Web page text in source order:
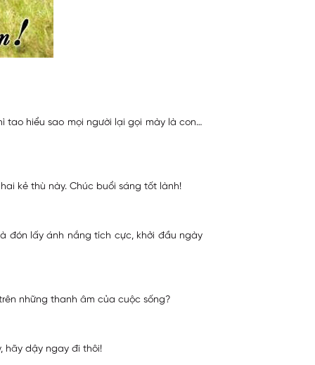
tao hiểu sao mọi người lại gọi mày là con…
kẻ thù này. Chúc buổi sáng tốt lành!
đón lấy ánh nắng tích cực, khởi đầu ngày
những thanh âm của cuộc sống?
hãy dậy ngay đi thôi!